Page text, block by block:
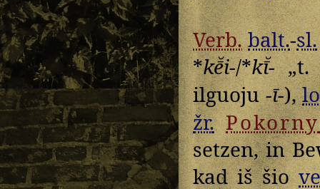
Verb. balt.-sl.
*kē̆i-/*kī̆-„t.
ilguoju-ī-),
žr. Pokorny
setzen, in
kad iš šio